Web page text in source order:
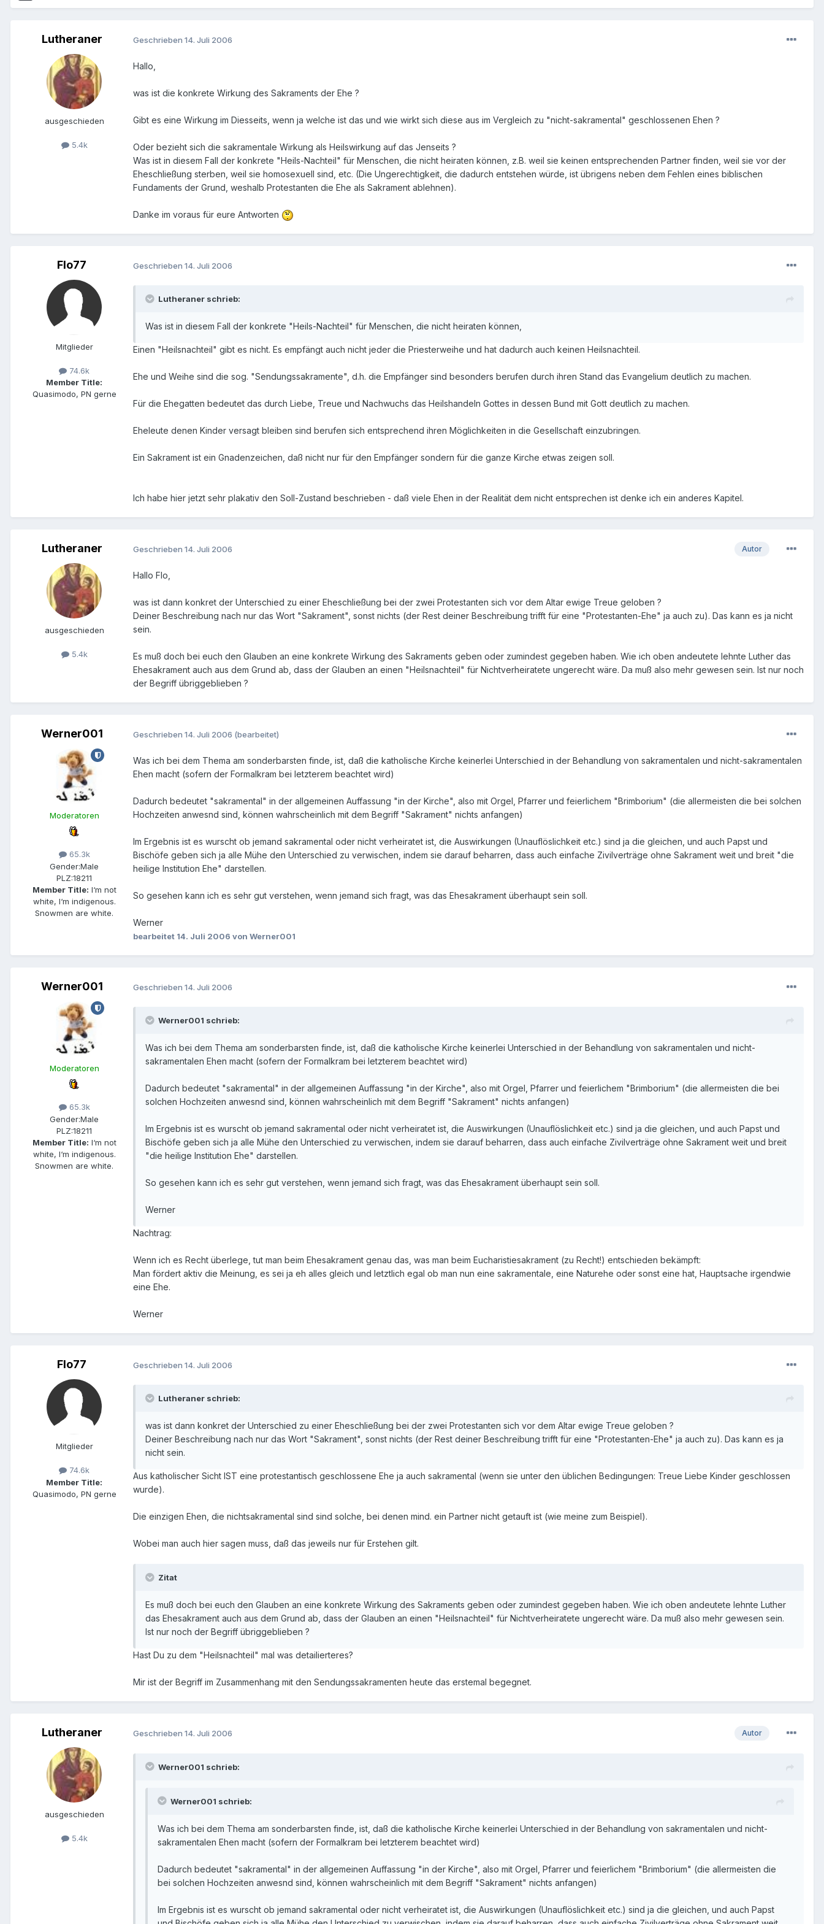
Lutheraner
ausgeschieden
5.4k
Geschrieben 14. Juli 2006
Hallo,
was ist die konkrete Wirkung des Sakraments der Ehe ?
Gibt es eine Wirkung im Diesseits, wenn ja welche ist das und wie wirkt sich diese aus im Vergleich zu "nicht-sakramental" geschlossenen Ehen ?
Oder bezieht sich die sakramentale Wirkung als Heilswirkung auf das Jenseits ?
Was ist in diesem Fall der konkrete "Heils-Nachteil" für Menschen, die nicht heiraten können, z.B. weil sie keinen entsprechenden Partner finden, weil sie vor der
Eheschließung sterben, weil sie homosexuell sind, etc. (Die Ungerechtigkeit, die dadurch entstehen würde, ist übrigens neben dem Fehlen eines biblischen
Fundaments der Grund, weshalb Protestanten die Ehe als Sakrament ablehnen).
Danke im voraus für eure Antworten
Flo77
Mitglieder
74.6k
Member Title:
Quasimodo, PN gerne
Geschrieben 14. Juli 2006
Lutheraner schrieb:
Was ist in diesem Fall der konkrete "Heils-Nachteil" für Menschen, die nicht heiraten können,
Einen "Heilsnachteil" gibt es nicht. Es empfängt auch nicht jeder die Priesterweihe und hat dadurch auch keinen Heilsnachteil.
Ehe und Weihe sind die sog. "Sendungssakramente", d.h. die Empfänger sind besonders berufen durch ihren Stand das Evangelium deutlich zu machen.
Für die Ehegatten bedeutet das durch Liebe, Treue und Nachwuchs das Heilshandeln Gottes in dessen Bund mit Gott deutlich zu machen.
Eheleute denen Kinder versagt bleiben sind berufen sich entsprechend ihren Möglichkeiten in die Gesellschaft einzubringen.
Ein Sakrament ist ein Gnadenzeichen, daß nicht nur für den Empfänger sondern für die ganze Kirche etwas zeigen soll.
Ich habe hier jetzt sehr plakativ den Soll-Zustand beschrieben - daß viele Ehen in der Realität dem nicht entsprechen ist denke ich ein anderes Kapitel.
Lutheraner
ausgeschieden
5.4k
Autor
Geschrieben 14. Juli 2006
Hallo Flo,
was ist dann konkret der Unterschied zu einer Eheschließung bei der zwei Protestanten sich vor dem Altar ewige Treue geloben ?
Deiner Beschreibung nach nur das Wort "Sakrament", sonst nichts (der Rest deiner Beschreibung trifft für eine "Protestanten-Ehe" ja auch zu). Das kann es ja nicht
sein.
Es muß doch bei euch den Glauben an eine konkrete Wirkung des Sakraments geben oder zumindest gegeben haben. Wie ich oben andeutete lehnte Luther das
Ehesakrament auch aus dem Grund ab, dass der Glauben an einen "Heilsnachteil" für Nichtverheiratete ungerecht wäre. Da muß also mehr gewesen sein. Ist nur noch
der Begriff übriggeblieben ?
Werner001
Moderatoren
65.3k
Gender:Male
PLZ:18211
Member Title: I‘m not
white, I‘m indigenous.
Snowmen are white.
Geschrieben 14. Juli 2006 (bearbeitet)
Was ich bei dem Thema am sonderbarsten finde, ist, daß die katholische Kirche keinerlei Unterschied in der Behandlung von sakramentalen und nicht-sakramentalen
Ehen macht (sofern der Formalkram bei letzterem beachtet wird)
Dadurch bedeutet "sakramental" in der allgemeinen Auffassung "in der Kirche", also mit Orgel, Pfarrer und feierlichem "Brimborium" (die allermeisten die bei solchen
Hochzeiten anwesnd sind, können wahrscheinlich mit dem Begriff "Sakrament" nichts anfangen)
Im Ergebnis ist es wurscht ob jemand sakramental oder nicht verheiratet ist, die Auswirkungen (Unauflöslichkeit etc.) sind ja die gleichen, und auch Papst und
Bischöfe geben sich ja alle Mühe den Unterschied zu verwischen, indem sie darauf beharren, dass auch einfache Zivilverträge ohne Sakrament weit und breit "die
heilige Institution Ehe" darstellen.
So gesehen kann ich es sehr gut verstehen, wenn jemand sich fragt, was das Ehesakrament überhaupt sein soll.
Werner
bearbeitet 14. Juli 2006 von Werner001
Werner001
Moderatoren
65.3k
Gender:Male
PLZ:18211
Member Title: I‘m not
white, I‘m indigenous.
Snowmen are white.
Geschrieben 14. Juli 2006
Werner001 schrieb:
Was ich bei dem Thema am sonderbarsten finde, ist, daß die katholische Kirche keinerlei Unterschied in der Behandlung von sakramentalen und nicht-
sakramentalen Ehen macht (sofern der Formalkram bei letzterem beachtet wird)
Dadurch bedeutet "sakramental" in der allgemeinen Auffassung "in der Kirche", also mit Orgel, Pfarrer und feierlichem "Brimborium" (die allermeisten die bei
solchen Hochzeiten anwesnd sind, können wahrscheinlich mit dem Begriff "Sakrament" nichts anfangen)
Im Ergebnis ist es wurscht ob jemand sakramental oder nicht verheiratet ist, die Auswirkungen (Unauflöslichkeit etc.) sind ja die gleichen, und auch Papst und
Bischöfe geben sich ja alle Mühe den Unterschied zu verwischen, indem sie darauf beharren, dass auch einfache Zivilverträge ohne Sakrament weit und breit
"die heilige Institution Ehe" darstellen.
So gesehen kann ich es sehr gut verstehen, wenn jemand sich fragt, was das Ehesakrament überhaupt sein soll.
Werner
Nachtrag:
Wenn ich es Recht überlege, tut man beim Ehesakrament genau das, was man beim Eucharistiesakrament (zu Recht!) entschieden bekämpft:
Man fördert aktiv die Meinung, es sei ja eh alles gleich und letztlich egal ob man nun eine sakramentale, eine Naturehe oder sonst eine hat, Hauptsache irgendwie
eine Ehe.
Werner
Flo77
Mitglieder
74.6k
Member Title:
Quasimodo, PN gerne
Geschrieben 14. Juli 2006
Lutheraner schrieb:
was ist dann konkret der Unterschied zu einer Eheschließung bei der zwei Protestanten sich vor dem Altar ewige Treue geloben ?
Deiner Beschreibung nach nur das Wort "Sakrament", sonst nichts (der Rest deiner Beschreibung trifft für eine "Protestanten-Ehe" ja auch zu). Das kann es ja
nicht sein.
Aus katholischer Sicht IST eine protestantisch geschlossene Ehe ja auch sakramental (wenn sie unter den üblichen Bedingungen: Treue Liebe Kinder geschlossen
wurde).
Die einzigen Ehen, die nichtsakramental sind sind solche, bei denen mind. ein Partner nicht getauft ist (wie meine zum Beispiel).
Wobei man auch hier sagen muss, daß das jeweils nur für Erstehen gilt.
Zitat
Es muß doch bei euch den Glauben an eine konkrete Wirkung des Sakraments geben oder zumindest gegeben haben. Wie ich oben andeutete lehnte Luther
das Ehesakrament auch aus dem Grund ab, dass der Glauben an einen "Heilsnachteil" für Nichtverheiratete ungerecht wäre. Da muß also mehr gewesen sein.
Ist nur noch der Begriff übriggeblieben ?
Hast Du zu dem "Heilsnachteil" mal was detailierteres?
Mir ist der Begriff im Zusammenhang mit den Sendungssakramenten heute das erstemal begegnet.
Lutheraner
ausgeschieden
5.4k
Autor
Geschrieben 14. Juli 2006
Werner001 schrieb:
Werner001 schrieb:
Was ich bei dem Thema am sonderbarsten finde, ist, daß die katholische Kirche keinerlei Unterschied in der Behandlung von sakramentalen und nicht-
sakramentalen Ehen macht (sofern der Formalkram bei letzterem beachtet wird)
Dadurch bedeutet "sakramental" in der allgemeinen Auffassung "in der Kirche", also mit Orgel, Pfarrer und feierlichem "Brimborium" (die allermeisten die
bei solchen Hochzeiten anwesnd sind, können wahrscheinlich mit dem Begriff "Sakrament" nichts anfangen)
Im Ergebnis ist es wurscht ob jemand sakramental oder nicht verheiratet ist, die Auswirkungen (Unauflöslichkeit etc.) sind ja die gleichen, und auch Papst